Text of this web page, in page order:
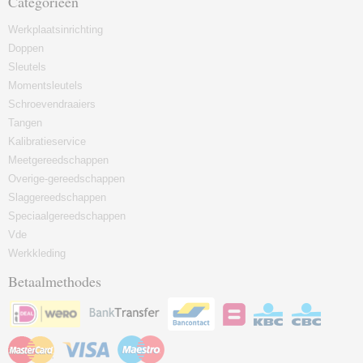
Werkplaatsinrichting
Doppen
Sleutels
Momentsleutels
Schroevendraaiers
Tangen
Kalibratieservice
Meetgereedschappen
Overige-gereedschappen
Slaggereedschappen
Speciaalgereedschappen
Vde
Werkkleding
Betaalmethodes